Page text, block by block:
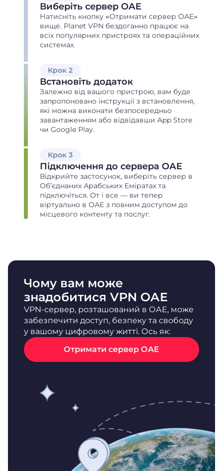
Виберіть сервер ОАЕ
Натисніть кнопку «Отримати сервер ОАЕ»
вище. Planet VPN бездоганно працює на
всіх популярних пристроях та операційних
системах.
Крок 2
Встановіть додаток
Залежно від вашого пристрою, вам буде
запропоновано інструкції з встановлення,
які можна виконати безпосередньо
завантаженням або відвідавши App Store
чи Google Play.
Крок 3
Підключення до сервера ОАЕ
Відкрийте застосунок, виберіть сервер в
Об’єднаних Арабських Еміратах та
підключіться. От і все — ви тепер
віртуально в ОАЕ з повним доступом до
місцевого контенту та послуг.
Чому вам може
знадобитися VPN ОАЕ
VPN-сервер, розташований в ОАЕ, може
забезпечити доступ, безпеку та свободу
у вашому цифровому житті. Ось як:
Отримати сервер ОАЕ